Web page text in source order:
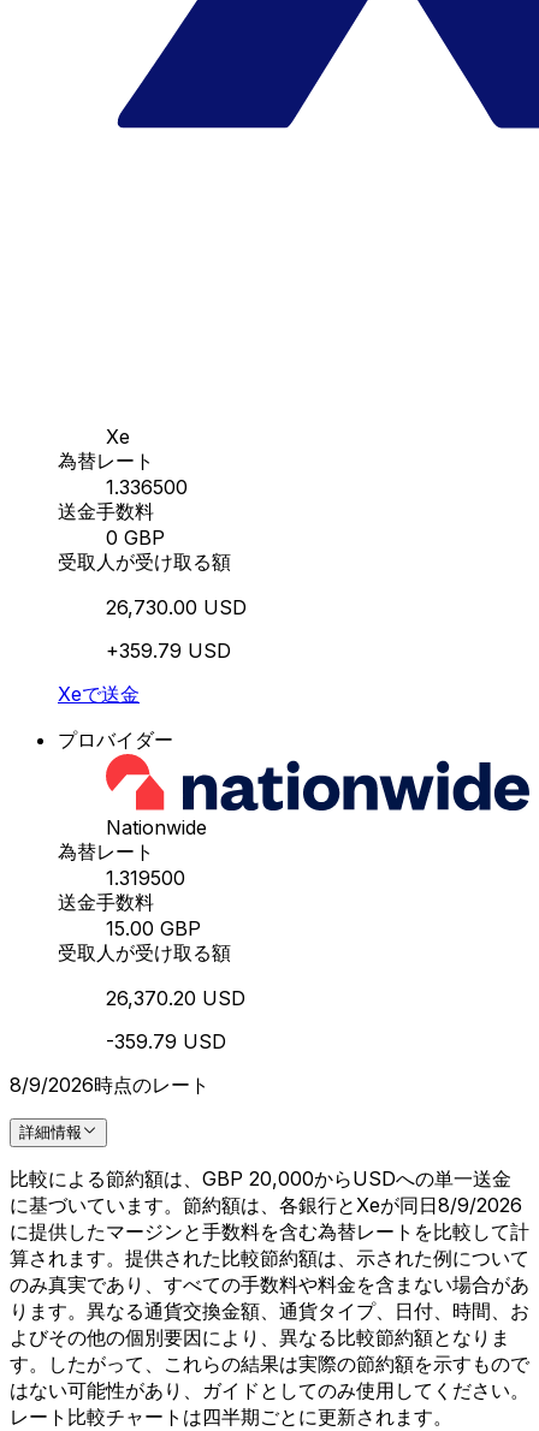
Xe
為替レート
1.336500
送金手数料
0 GBP
受取人が受け取る額
26,730.00 USD
+359.79 USD
Xeで送金
プロバイダー
Nationwide
為替レート
1.319500
送金手数料
15.00 GBP
受取人が受け取る額
26,370.20 USD
-359.79 USD
8/9/2026時点のレート
詳細情報
比較による節約額は、GBP 20,000からUSDへの単一送金
に基づいています。節約額は、各銀行とXeが同日8/9/2026
に提供したマージンと手数料を含む為替レートを比較して計
算されます。提供された比較節約額は、示された例について
のみ真実であり、すべての手数料や料金を含まない場合があ
ります。異なる通貨交換金額、通貨タイプ、日付、時間、お
よびその他の個別要因により、異なる比較節約額となりま
す。したがって、これらの結果は実際の節約額を示すもので
はない可能性があり、ガイドとしてのみ使用してください。
レート比較チャートは四半期ごとに更新されます。